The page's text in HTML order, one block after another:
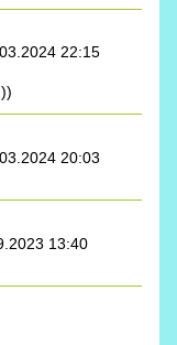
22:15
20:03
13:40